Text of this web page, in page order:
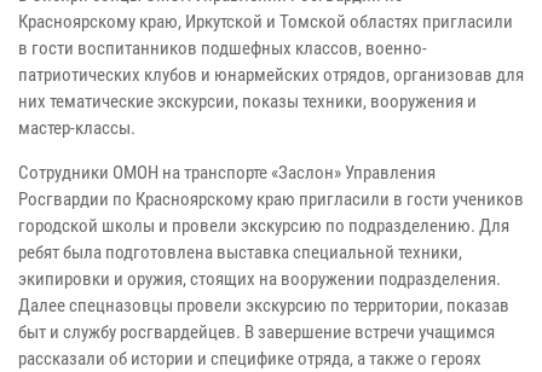
Красноярскому краю, Иркутской и Томской областях пригласили
в гости воспитанников подшефных классов, военно-
патриотических клубов и юнармейских отрядов, организовав для
них тематические экскурсии, показы техники, вооружения и
мастер-классы.
Сотрудники ОМОН на транспорте «Заслон» Управления
Росгвардии по Красноярскому краю пригласили в гости учеников
городской школы и провели экскурсию по подразделению. Для
ребят была подготовлена выставка специальной техники,
экипировки и оружия, стоящих на вооружении подразделения.
Далее спецназовцы провели экскурсию по территории, показав
быт и службу росгвардейцев. В завершение встречи учащимся
рассказали об истории и специфике отряда, а также о героях